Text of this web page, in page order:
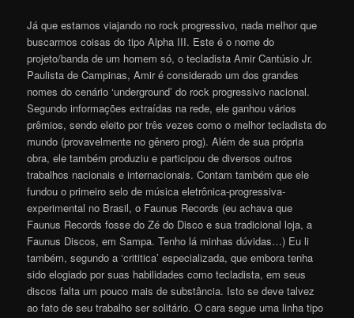
Já que estamos viajando no rock progressivo, nada melhor que
buscarmos coisas do tipo Alpha III. Este é o nome do
projeto/banda de um homem só, o tecladista Amir Cantúsio Jr.
Paulista de Campinas, Amir é considerado um dos grandes
nomes do cenário ‘underground’ do rock progressivo nacional.
Segundo informações extraídas na rede, ele ganhou vários
prêmios, sendo eleito por três vezes como o melhor tecladista do
mundo (provavelmente no gênero prog). Além de sua própria
obra, ele também produziu e participou de diversos outros
trabalhos nacionais e internacionais. Contam também que ele
fundou o primeiro selo de música eletrônica-progressiva-
experimental no Brasil, o Faunus Records (eu achava que
Faunus Records fosse do Zé do Disco e sua tradicional loja, a
Faunus Discos, em Sampa. Tenho lá minhas dúvidas…) Eu li
também, segundo a ‘crititica’ especializada, que embora tenha
sido elogiado por suas habilidades como tecladista, em seus
discos falta um pouco mais de substância. Isto se deve talvez
ao fato de seu trabalho ser solitário. O cara segue uma linha tipo